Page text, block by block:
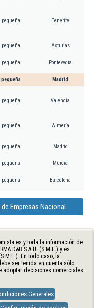
pequeña Tenerife
pequeña Asturias
pequeña Pontevedra
pequeña Madrid
pequeña Valencia
pequeña Almería
pequeña Madrid
pequeña Murcia
pequeña Barcelona
de Empresas Nacional
y toda la información de
D&B S.A.U. (S.M.E.) y es
En todo caso, la
ser tenida en cuenta sólo
adoptar decisiones comerciales
Generales